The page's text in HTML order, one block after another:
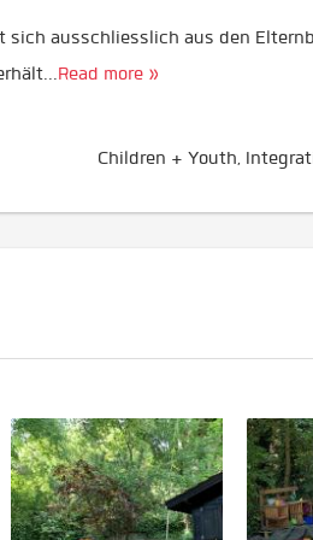
sich ausschliesslich aus den
...Read more »
Children + Youth,